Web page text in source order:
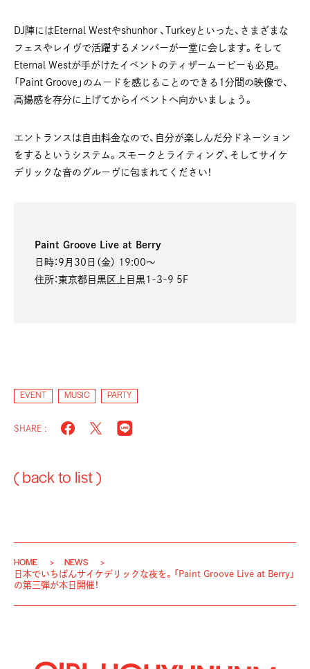
DJ陣にはEternal Westやshunhor 、Turkeyといった、さまざまな
フェスやレイヴで活躍するメンバーが一堂に会します。そして
Eternal Westが手がけたイベントのティザームービーも必見。
「Paint Groove」のムードを感じることのできる1分間の映像で、
高揚感を存分に上げてからイベントへ向かいましょう。
エントランスは自由料金なので、自分が楽しんだ分ドネーション
をするというシステム。スモークとライティング、そしてサイケ
デリックな音のグルーヴに包まれてください！
Paint Groove Live at Berry
日時：9月30日（金） 19:00〜
住所：東京都目黒区上目黒1-3-9 5F
EVENT MUSIC PARTY
SHARE :
( back to list )
HOME
NEWS
日本でいちばんサイケデリックな夜を。「Paint Groove Live at Berry」
の第三弾が本日開催！